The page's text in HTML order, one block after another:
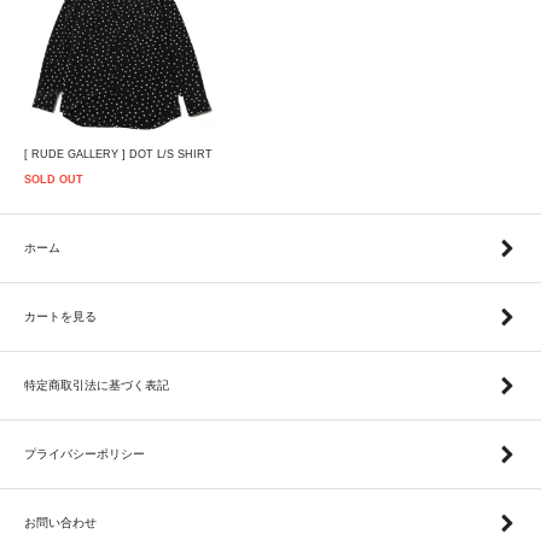
[ RUDE GALLERY ] DOT L/S SHIRT
SOLD OUT
ホーム
カートを見る
特定商取引法に基づく表記
プライバシーポリシー
お問い合わせ